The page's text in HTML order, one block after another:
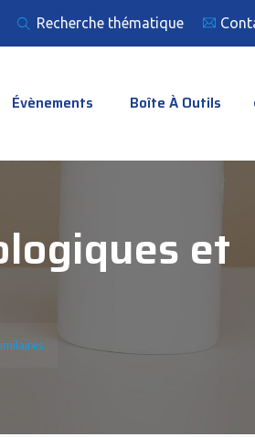
Recherche thématique
Évènements Boîte À Outils
et